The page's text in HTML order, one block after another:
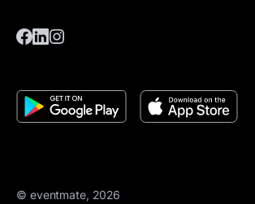
© eventmate, 2026